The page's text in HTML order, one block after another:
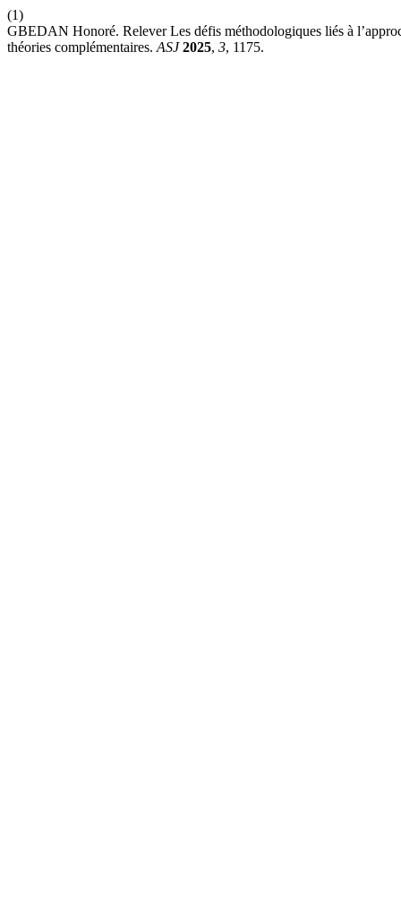
(1)
GBEDAN Honoré. Relever Les défis méthodologiques liés à
théories complémentaires. ASJ 2025, 3, 1175.